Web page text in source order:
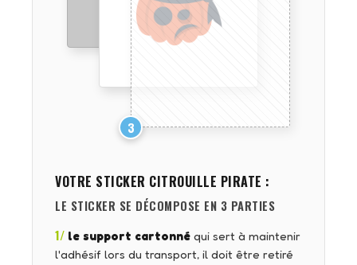
3
VOTRE STICKER CITROUILLE PIRATE :
LE STICKER SE DÉCOMPOSE EN 3 PARTIES
1/ le support cartonné qui sert à maintenir
l'adhésif lors du transport, il doit être retiré